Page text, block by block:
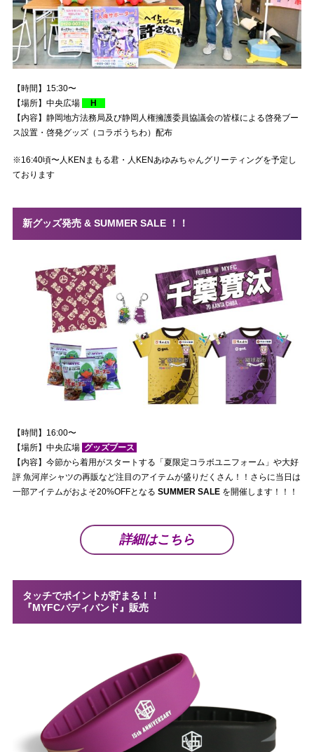
【時間】15:30〜
【場所】中央広場
H
【内容】静岡地方法務局及び静岡人権擁護委員協議会の皆様による啓発ブー
ス設置・啓発グッズ（コラボうちわ）配布
※16:40頃〜人 KEN まもる君・人 KENあゆみちゃんグリーティングを予定し
ております
新グッズ発売 & SUMMER SALE ！！
【時間】16:00〜
【場所】中央広場 グッズブース
【内容】今節から着用がスタートする「夏限定コラボユニフォーム」や大好
評 魚河岸シャツの再販など注目のアイテムが盛りだくさん！！さらに当日は
一部アイテムがおよそ20%OFFとなる SUMMER SALE を開催します！！！
詳細はこちら
タッチでポイントが貯まる！！
『MYFCバディバンド』販売